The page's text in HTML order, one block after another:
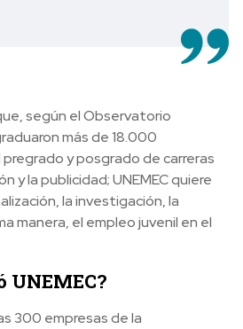
según el Observatorio
más de 18.000
y posgrado de carreras
y la publicidad; UNEMEC quiere
la investigación, la
manera, el empleo juvenil en el
UNEMEC?
300 empresas de la